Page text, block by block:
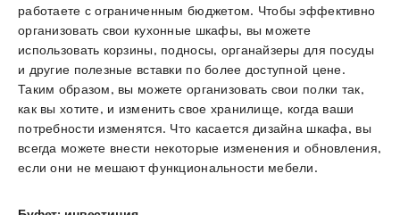
работаете с ограниченным бюджетом. Чтобы эффективно
организовать свои кухонные шкафы, вы можете
использовать корзины, подносы, органайзеры для посуды
и другие полезные вставки по более доступной цене.
Таким образом, вы можете организовать свои полки так,
как вы хотите, и изменить свое хранилище, когда ваши
потребности изменятся. Что касается дизайна шкафа, вы
всегда можете внести некоторые изменения и обновления,
если они не мешают функциональности мебели.